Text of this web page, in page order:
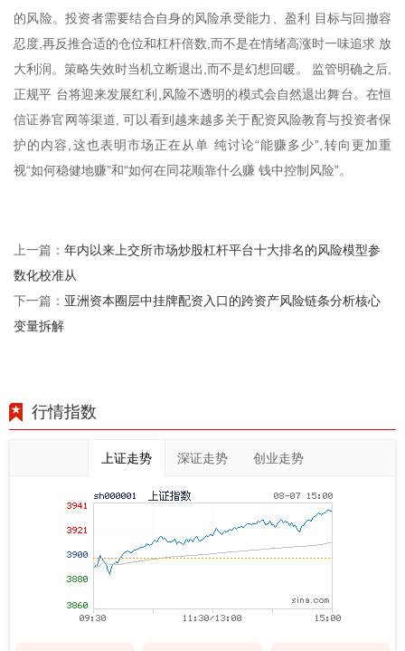
的风险。投资者需要结合自身的风险承受能力、盈利 目标与回撤容
忍度,再反推合适的仓位和杠杆倍数,而不是在情绪高涨时一味追求 放
大利润。策略失效时当机立断退出,而不是幻想回暖。 监管明确之后,
正规平 台将迎来发展红利,风险不透明的模式会自然退出舞台。在恒
信证券官网等渠道, 可以看到越来越多关于配资风险教育与投资者保
护的内容,这也表明市场正在从单 纯讨论“能赚多少”,转向更加重
视“如何稳健地赚”和“如何在同花顺靠什么赚 钱中控制风险”。
上一篇： 年内以来上交所市场炒股杠杆平台十大排名的风险模型参
数化校准从
下一篇： 亚洲资本圈层中挂牌配资入口的跨资产风险链条分析核心
变量拆解
行情指数
上证走势 深证走势 创业走势